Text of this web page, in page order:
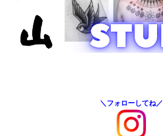
＼フォローしてね／